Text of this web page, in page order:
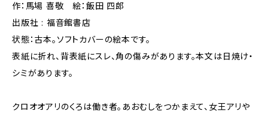
作：馬場 喜敬 絵：飯田 四郎
出版社 : 福音館書店
状態：古本。ソフトカバーの絵本です。
表紙に折れ、背表紙にスレ、角の傷みがあります。本文は日焼け・
シミがあります。
クロオオアリのくろは働き者。あおむしをつかまえて、女王アリや